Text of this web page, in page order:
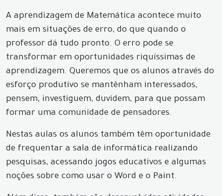
A aprendizagem de Matemática acontece muito
mais em situações de erro, do que quando o
professor dá tudo pronto. O erro pode se
transformar em oportunidades riquíssimas de
aprendizagem. Queremos que os alunos através do
esforço produtivo se mantênham interessados,
pensem, investiguem, duvidem, para que possam
formar uma comunidade de pensadores.
Nestas aulas os alunos também têm oportunidade
de frequentar a sala de informática realizando
pesquisas, acessando jogos educativos e algumas
noções sobre como usar o Word e o Paint.